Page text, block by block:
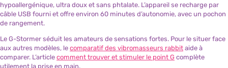
hypoallergénique, ultra doux et sans phtalate. L’appareil se recharge par
câble USB fourni et offre environ 60 minutes d’autonomie, avec un pochon
de rangement.
Le G-Stormer séduit les amateurs de sensations fortes. Pour le situer face
aux autres modèles, le comparatif des vibromasseurs rabbit aide à
comparer. L’article comment trouver et stimuler le point G complète
utilement la prise en main.